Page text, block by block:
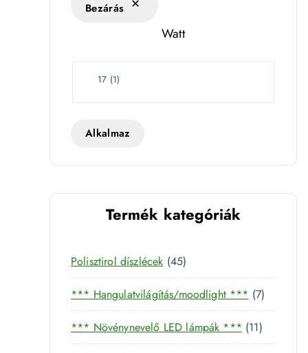
k
Bezárás
Watt
W
t
17 (1)
Alkalmaz
Termék kategóriák
Polisztirol díszlécek 454
5
t
e
r
*** Hangulatvilágítás/moodlight *** 77
t
e
r
*** Növénynevelő LED lámpák *** 111
1